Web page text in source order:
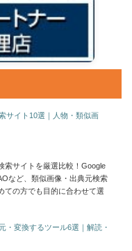
サイト10選｜人物・類似画
索サイトを厳選比較！Google
など、類似画像・出典元検索
ての方でも目的に合わせて選
・変換するツール6選｜解読・